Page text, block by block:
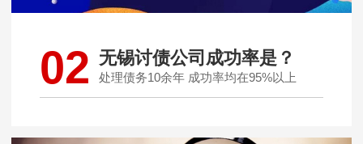
02 无锡讨债公司成功率是？
处理债务10余年 成功率均在95%以上